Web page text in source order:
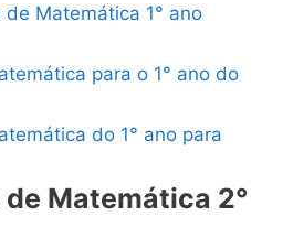
Matemática 1° ano
para o 1° ano do
do 1° ano para
Matemática 2°